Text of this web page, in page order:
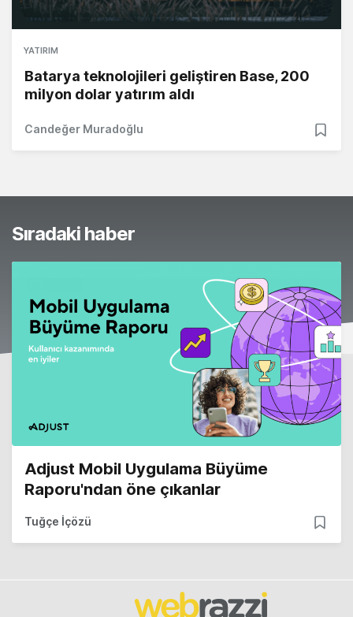
YATIRIM
Batarya teknolojileri geliştiren Base, 200
milyon dolar yatırım aldı
Candeğer Muradoğlu
Sıradaki haber
Adjust Mobil Uygulama Büyüme
Raporu'ndan öne çıkanlar
Tuğçe İçözü